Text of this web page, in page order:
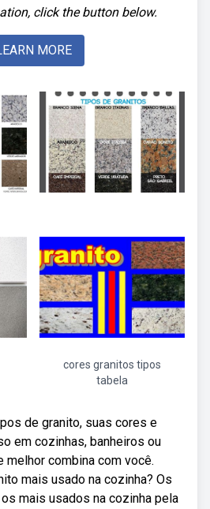
click the button below.
MORE
cores granitos tipos
tabela
de granito, suas cores e
em cozinhas, banheiros ou
combina com você.
mais usado na cozinha? Os
mais usados na cozinha pela